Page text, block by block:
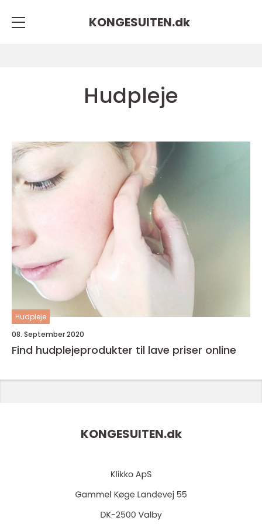
KONGESUITEN.dk
Hudpleje
Hudpleje
08. September 2020
Find hudplejeprodukter til lave priser online
KONGESUITEN.dk